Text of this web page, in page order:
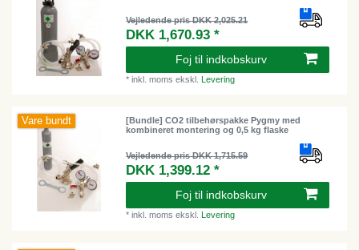
Vejledende pris DKK 2,025.21
DKK 1,670.93 *
Foj til indkobskurv
*inkl. moms ekskl.Levering
Vare bundt
[Bundle] CO2 tilbehørspakke Pygmy med
kombineret montering og 0,5 kg flaske
Vejledende pris DKK 1,715.59
DKK 1,399.12 *
Foj til indkobskurv
*inkl. moms ekskl. Levering